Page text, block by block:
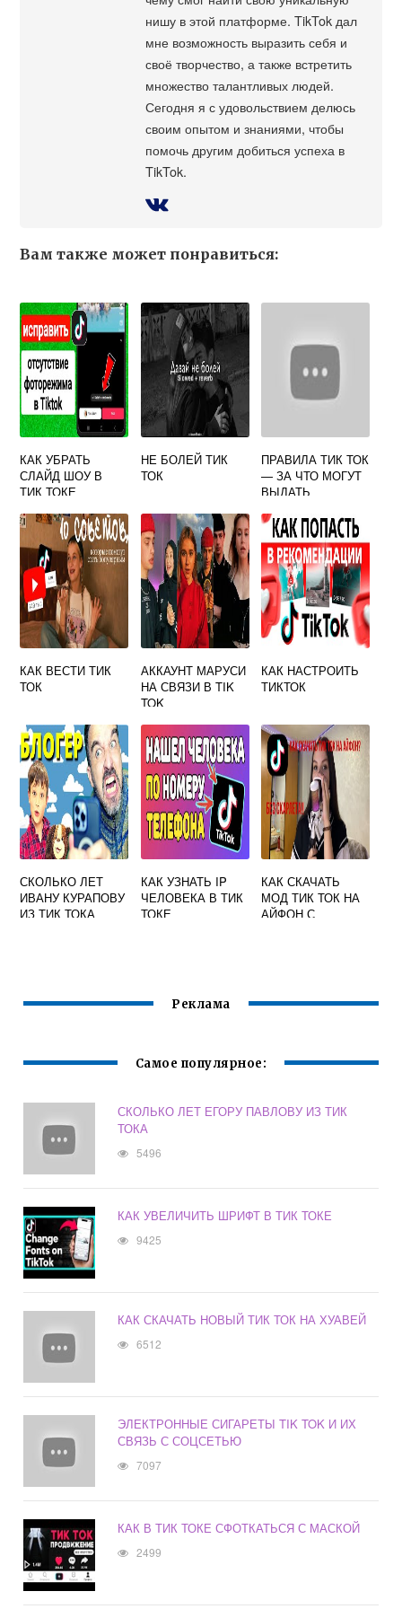
нишу в этой платформе. TikTok дал
мне возможность выразить себя и
своё творчество, а также встретить
множество талантливых людей.
Сегодня я с удовольствием делюсь
своим опытом и знаниями, чтобы
помочь другим добиться успеха в
TikTok.
Вам также может понравиться:
КАК УБРАТЬ
СЛАЙД ШОУ В
ТИК ТОКЕ
НЕ БОЛЕЙ ТИК
ТОК
ПРАВИЛА ТИК ТОК
— ЗА ЧТО МОГУТ
ВЫДАТЬ
БАН НА АККАУНТ
КАК ВЕСТИ ТИК
ТОК
АККАУНТ МАРУСИ
НА СВЯЗИ В TIK
TOK
КАК НАСТРОИТЬ
ТИКТОК
СКОЛЬКО ЛЕТ
ИВАНУ КУРАПОВУ
ИЗ ТИК ТОКА
КАК УЗНАТЬ IP
ЧЕЛОВЕКА В ТИК
ТОКЕ
КАК СКАЧАТЬ
МОД ТИК ТОК НА
АЙФОН С
Реклама
Самое популярное:
СКОЛЬКО ЛЕТ ЕГОРУ ПАВЛОВУ ИЗ ТИК
ТОКА
5496
КАК УВЕЛИЧИТЬ ШРИФТ В ТИК ТОКЕ
9425
КАК СКАЧАТЬ НОВЫЙ ТИК ТОК НА ХУАВЕЙ
6512
ЭЛЕКТРОННЫЕ СИГАРЕТЫ TIK TOK И ИХ
СВЯЗЬ С СОЦСЕТЬЮ
7097
КАК В ТИК ТОКЕ СФОТКАТЬСЯ С МАСКОЙ
2499